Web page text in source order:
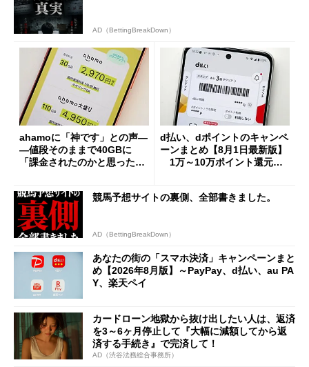
AD（BettingBreakDown）
ahamoに「神です」との声―
―値段そのままで40GBに
「課金されたのかと思った」
d払い、dポイントのキャンペ
ーンまとめ【8月1日最新版】
1万～10万ポイント還元の
競馬予想サイトの裏側、全部書きました。
AD（BettingBreakDown）
あなたの街の「スマホ決済」キャンペーンまと
め【2026年8月版】～PayPay、d払い、au PA
Y、楽天ペイ
カードローン地獄から抜け出したい人は、返済
を3～6ヶ月停止して『大幅に減額してから返
済する手続き』で完済して！
AD（渋谷法務総合事務所）